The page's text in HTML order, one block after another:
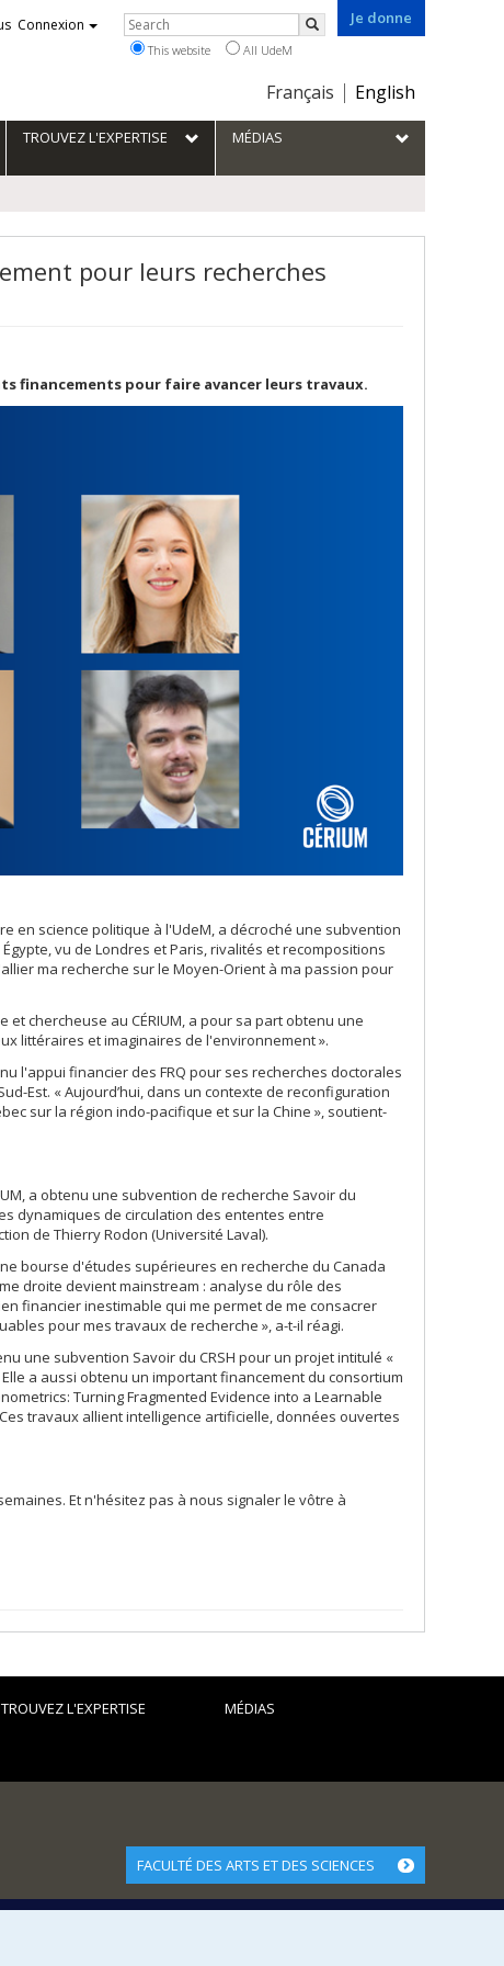
Je donne
Choix
la
langue
Français English
Connexion Rechercher
Search
This website All UdeM
TROUVEZ L'EXPERTISE MÉDIAS
pour leurs recherches
financements pour faire avancer leurs travaux.
en science politique à l'UdeM, a décroché une subvention
vu de Londres et Paris, rivalités et recompositions
ma recherche sur le Moyen-Orient à ma passion pour
chercheuse au CÉRIUM, a pour sa part obtenu une
littéraires et imaginaires de l'environnement ».
l'appui financier des FRQ pour ses recherches doctorales
Est. « Aujourd’hui, dans un contexte de reconfiguration
sur la région indo-pacifique et sur la Chine », soutient-
a obtenu une subvention de recherche Savoir du
dynamiques de circulation des ententes entre
de Thierry Rodon (Université Laval).
bourse d'études supérieures en recherche du Canada
droite devient mainstream : analyse du rôle des
financier inestimable qui me permet de me consacrer
pour mes travaux de recherche », a-t-il réagi.
une subvention Savoir du CRSH pour un projet intitulé «
a aussi obtenu un important financement du consortium
Turning Fragmented Evidence into a Learnable
travaux allient intelligence artificielle, données ouvertes
Et n'hésitez pas à nous signaler le vôtre à
TROUVEZ L'EXPERTISE MÉDIAS
FACULTÉ DES ARTS ET DES SCIENCES
Nos départements et écoles